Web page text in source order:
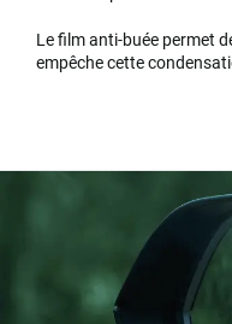
Le film anti-buée permet
empêche cette